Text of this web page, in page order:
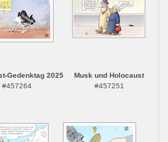
Gedenktag 2025
#457264
Musk und Holocaust
#457251